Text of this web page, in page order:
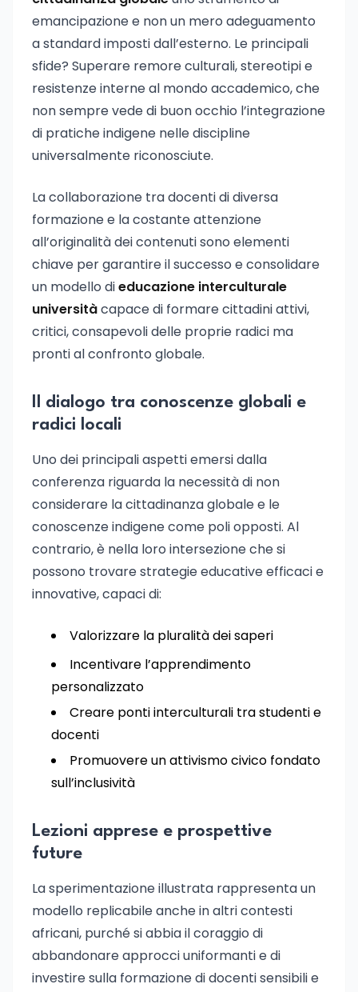
emancipazione e non un mero adeguamento
a standard imposti dall’esterno. Le principali
sfide? Superare remore culturali, stereotipi e
resistenze interne al mondo accademico, che
non sempre vede di buon occhio l’integrazione
di pratiche indigene nelle discipline
universalmente riconosciute.
La collaborazione tra docenti di diversa
formazione e la costante attenzione
all’originalità dei contenuti sono elementi
chiave per garantire il successo e consolidare
un modello dieducazione interculturale
universitàcapace di formare cittadini attivi,
critici, consapevoli delle proprie radici ma
pronti al confronto globale.
Il dialogo tra conoscenze globali e
radici locali
Uno dei principali aspetti emersi dalla
conferenza riguarda la necessità di non
considerare la cittadinanza globale e le
conoscenze indigene come poli opposti. Al
contrario, è nella loro intersezione che si
possono trovare strategie educative efficaci e
innovative, capaci di:
Valorizzare la pluralità dei saperi
Incentivare l’apprendimento
personalizzato
Creare ponti interculturali tra studenti e
docenti
Promuovere un attivismo civico fondato
sull’inclusività
Lezioni apprese e prospettive
future
La sperimentazione illustrata rappresenta un
modello replicabile anche in altri contesti
africani, purché si abbia il coraggio di
abbandonare approcci uniformanti e di
investire sulla formazione di docenti sensibili e